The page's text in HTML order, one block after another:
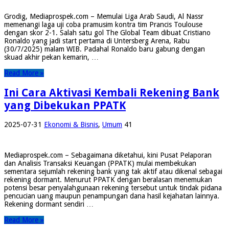
Grodig, Mediaprospek.com – Memulai Liga Arab Saudi, Al Nassr
memenangi laga uji coba pramusim kontra tim Prancis Toulouse
dengan skor 2-1. Salah satu gol The Global Team dibuat Cristiano
Ronaldo yang jadi start pertama di Untersberg Arena, Rabu
(30/7/2025) malam WIB. Padahal Ronaldo baru gabung dengan
skuad akhir pekan kemarin, …
Read More »
Ini Cara Aktivasi Kembali Rekening Bank
yang Dibekukan PPATK
2025-07-31 Ekonomi & Bisnis, Umum 41
Mediaprospek.com – Sebagaimana diketahui, kini Pusat Pelaporan
dan Analisis Transaksi Keuangan (PPATK) mulai membekukan
sementara sejumlah rekening bank yang tak aktif atau dikenal sebagai
rekening dormant. Menurut PPATK dengan beralasan menemukan
potensi besar penyalahgunaan rekening tersebut untuk tindak pidana
pencucian uang maupun penampungan dana hasil kejahatan lainnya.
Rekening dormant sendiri …
Read More »